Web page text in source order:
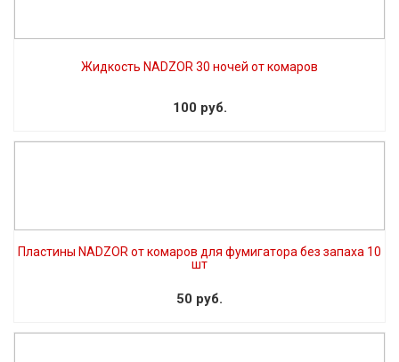
Жидкость NADZOR 30 ночей от комаров
100 руб.
Пластины NADZOR от комаров для фумигатора без запаха 10
шт
50 руб.